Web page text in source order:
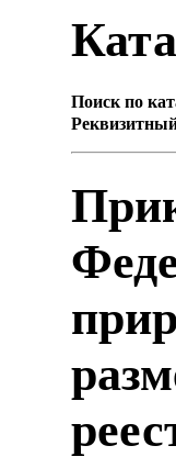
Поиск по